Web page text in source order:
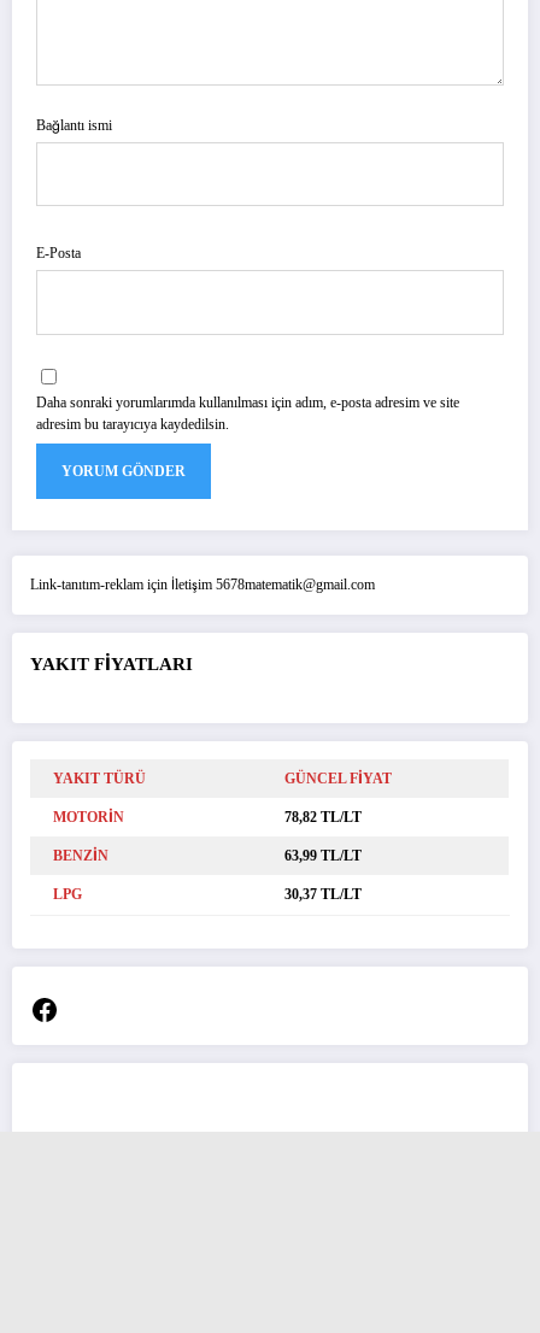
Bağlantı ismi
E-Posta
Daha sonraki yorumlarımda kullanılması için adım, e-posta adresim ve site
adresim bu tarayıcıya kaydedilsin.
Link-tanıtım-reklam için İletişim 5678matematik@gmail.com
YAKIT FİYATLARI
YAKIT TÜRÜ GÜNCEL FİYAT
MOTORİN 78,82 TL/LT
BENZİN 63,99 TL/LT
LPG 30,37 TL/LT
Facebook